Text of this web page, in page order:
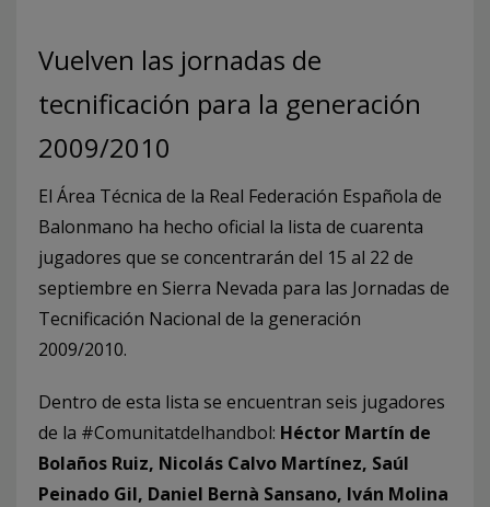
Vuelven las jornadas de
tecnificación para la generación
2009/2010
El Área Técnica de la Real Federación Española de
Balonmano ha hecho oficial la lista de cuarenta
jugadores que se concentrarán del 15 al 22 de
septiembre en Sierra Nevada para las Jornadas de
Tecnificación Nacional de la generación
2009/2010.
Dentro de esta lista se encuentran seis jugadores
de la #Comunitatdelhandbol: Héctor Martín de
Bolaños Ruiz, Nicolás Calvo Martínez, Saúl
Peinado Gil, Daniel Bernà Sansano, Iván Molina